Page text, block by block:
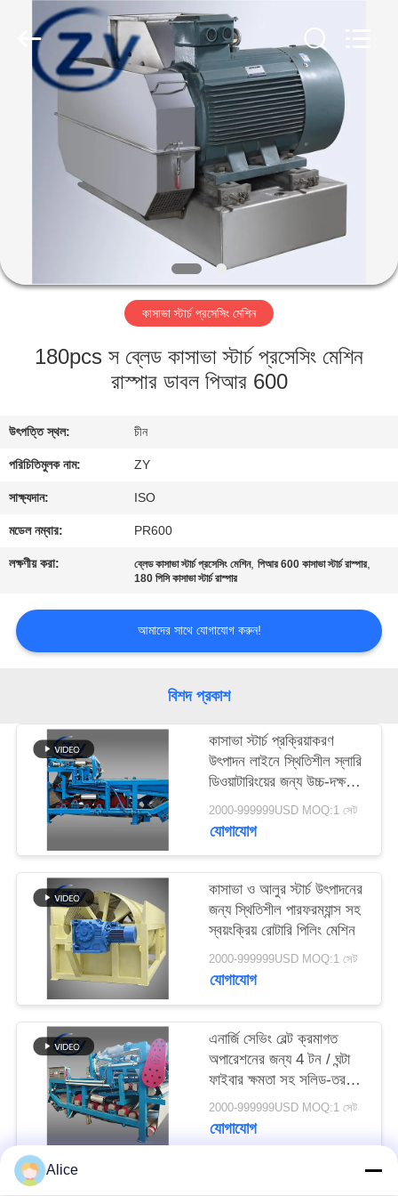
কারখানা
যোগাযোগ
করুন
খবর
উদ্ধৃতির
জন্য
সাইট
ম্যাপ
PRIVACY
POLICY
Engineering
Machinery
কাসাভা স্টার্চ প্রসেসিং মেশিন
180pcs স ব্লেড কাসাভা স্টার্চ প্রসেসিং মেশিন
রাস্পার ডাবল পিআর 600
উৎপত্তি স্থল: চীন
পরিচিতিমুলক নাম: ZY
সাক্ষ্যদান: ISO
মডেল নম্বার: PR600
লক্ষণীয় করা: ব্লেড কাসাভা স্টার্চ প্রসেসিং মেশিন,পিআর 600 কাসাভা স্টার্চ রাস্পার,
180 পিসি কাসাভা স্টার্চ রাস্পার
আমাদের সাথে যোগাযোগ করুন!
বিশদ প্রকাশ
কাসাভা স্টার্চ প্রক্রিয়াকরণ
উৎপাদন লাইনে স্থিতিশীল স্লারি
ডিওয়াটারিংয়ের জন্য উচ্চ-দক্ষতা
বেল্ট ডিহাইড্রেশন ফিল্টার
2000-999999USD MOQ:1 সেট
যোগাযোগ
কাসাভা ও আলুর স্টার্চ উৎপাদনের
জন্য স্থিতিশীল পারফরম্যান্স সহ
স্বয়ংক্রিয় রোটারি পিলিং মেশিন
2000-999999USD MOQ:1 সেট
যোগাযোগ
এনার্জি সেভিং বেল্ট ক্রমাগত
অপারেশনের জন্য 4 টন / ঘন্টা
ফাইবার ক্ষমতা সহ সলিড-তরল
বিচ্ছেদ ডিওয়াটারিং মেশিন
2000-999999USD MOQ:1 সেট
যোগাযোগ
Alice